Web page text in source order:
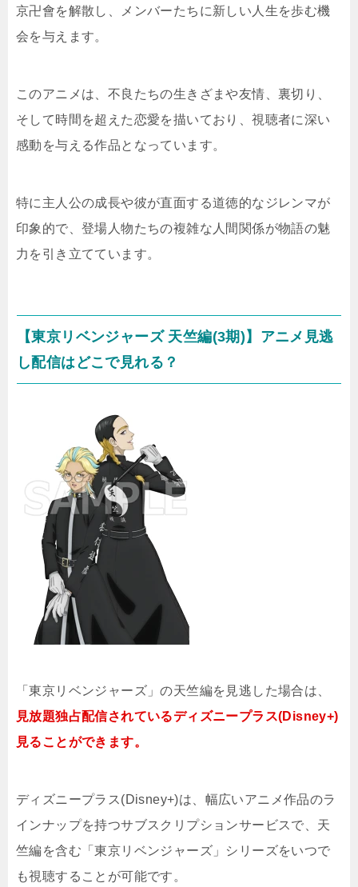
京卍會を解散し、メンバーたちに新しい人生を歩む機
会を与えます​​。
このアニメは、不良たちの生きざまや友情、裏切り、
そして時間を超えた恋愛を描いており、視聴者に深い
感動を与える作品となっています。
特に主人公の成長や彼が直面する道徳的なジレンマが
印象的で、登場人物たちの複雑な人間関係が物語の魅
力を引き立てています。
【東京リベンジャーズ 天竺編(3期)】アニメ見逃
し配信はどこで見れる？
「東京リベンジャーズ」の天竺編を見逃した場合は、
見放題独占配信されているディズニープラス(Disney+)
見ることができます。
ディズニープラス(Disney+)は、幅広いアニメ作品のラ
インナップを持つサブスクリプションサービスで、天
竺編を含む「東京リベンジャーズ」シリーズをいつで
も視聴することが可能です。